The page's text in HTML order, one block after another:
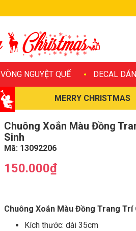
VÒNG NGUYỆT QUẾ DECAL
MERRY CHRISTMAS
Chuông Xoắn Màu Đồng
Sinh
Mã: 13092206
150.000₫
Chuông Xoắn Màu Đồng Trang Trí
Kích thước: dài 35cm